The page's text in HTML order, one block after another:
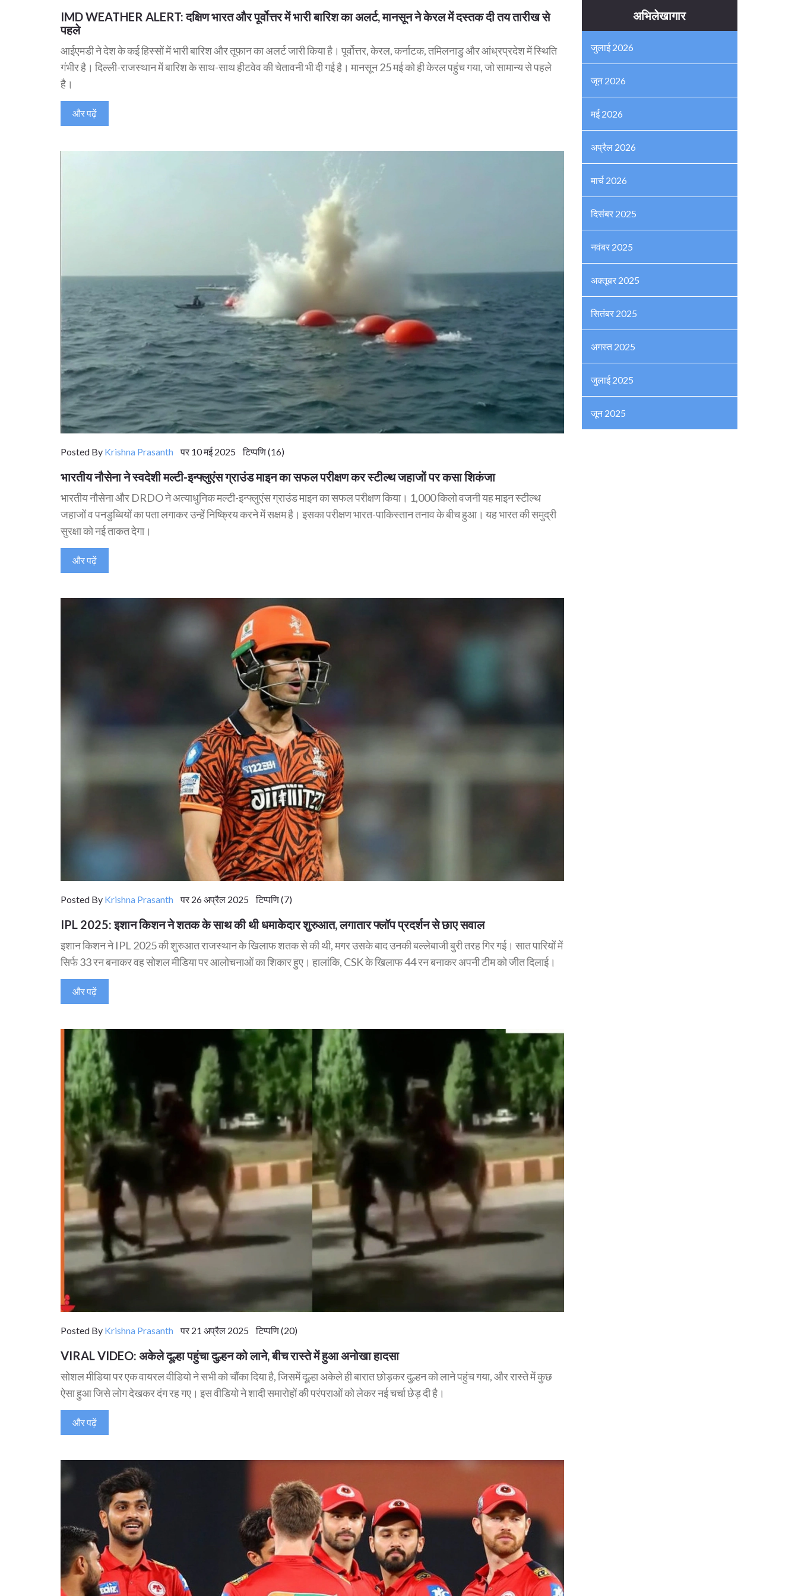
IMD WEATHER ALERT: दक्षिण भारत और पूर्वोत्तर में भारी बारिश का अलर्ट, मानसून ने केरल में दस्तक दी तय तारीख से
पहले
आईएमडी ने देश के कई हिस्सों में भारी बारिश और तूफान का अलर्ट जारी किया है। पूर्वोत्तर, केरल, कर्नाटक, तमिलनाडु और आंध्रप्रदेश में स्थिति
गंभीर है। दिल्ली-राजस्थान में बारिश के साथ-साथ हीटवेव की चेतावनी भी दी गई है। मानसून 25 मई को ही केरल पहुंच गया, जो सामान्य से पहले
है।
और पढ़ें
Posted By Krishna Prasanth पर 10 मई 2025 टिप्पणि (16)
भारतीय नौसेना ने स्वदेशी मल्टी-इन्फ्लुएंस ग्राउंड माइन का सफल परीक्षण कर स्टील्थ जहाजों पर कसा शिकंजा
भारतीय नौसेना और DRDO ने अत्याधुनिक मल्टी-इन्फ्लुएंस ग्राउंड माइन का सफल परीक्षण किया। 1,000 किलो वजनी यह माइन स्टील्थ
जहाजों व पनडुब्बियों का पता लगाकर उन्हें निष्क्रिय करने में सक्षम है। इसका परीक्षण भारत-पाकिस्तान तनाव के बीच हुआ। यह भारत की समुद्री
सुरक्षा को नई ताकत देगा।
और पढ़ें
Posted By Krishna Prasanth पर 26 अप्रैल 2025 टिप्पणि (7)
IPL 2025: इशान किशन ने शतक के साथ की थी धमाकेदार शुरुआत, लगातार फ्लॉप प्रदर्शन से छाए सवाल
इशान किशन ने IPL 2025 की शुरुआत राजस्थान के खिलाफ शतक से की थी, मगर उसके बाद उनकी बल्लेबाजी बुरी तरह गिर गई। सात पारियों में
सिर्फ 33 रन बनाकर वह सोशल मीडिया पर आलोचनाओं का शिकार हुए। हालांकि, CSK के खिलाफ 44 रन बनाकर अपनी टीम को जीत दिलाई।
और पढ़ें
Posted By Krishna Prasanth पर 21 अप्रैल 2025 टिप्पणि (20)
VIRAL VIDEO: अकेले दूल्हा पहुंचा दुल्हन को लाने, बीच रास्ते में हुआ अनोखा हादसा
सोशल मीडिया पर एक वायरल वीडियो ने सभी को चौंका दिया है, जिसमें दूल्हा अकेले ही बारात छोड़कर दुल्हन को लाने पहुंच गया, और रास्ते में कुछ
ऐसा हुआ जिसे लोग देखकर दंग रह गए। इस वीडियो ने शादी समारोहों की परंपराओं को लेकर नई चर्चा छेड़ दी है।
और पढ़ें
अभिलेखागार
जुलाई 2026
जून 2026
मई 2026
अप्रैल 2026
मार्च 2026
दिसंबर 2025
नवंबर 2025
अक्तूबर 2025
सितंबर 2025
अगस्त 2025
जुलाई 2025
जून 2025